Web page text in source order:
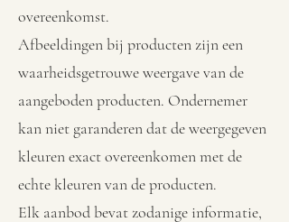
overeenkomst.
Afbeeldingen bij producten zijn een
waarheidsgetrouwe weergave van de
aangeboden producten. Ondernemer
kan niet garanderen dat de weergegeven
kleuren exact overeenkomen met de
echte kleuren van de producten.
Elk aanbod bevat zodanige informatie,